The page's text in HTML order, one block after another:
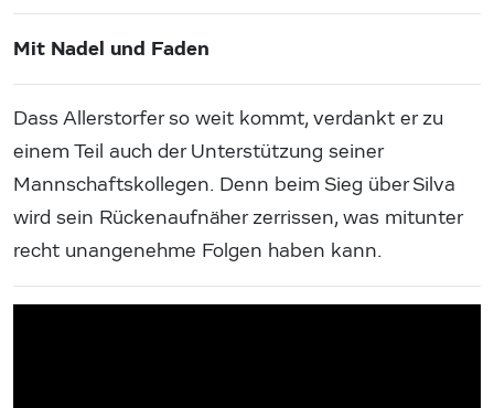
Mit Nadel und Faden
Dass Allerstorfer so weit kommt, verdankt er zu
einem Teil auch der Unterstützung seiner
Mannschaftskollegen. Denn beim Sieg über Silva
wird sein Rückenaufnäher zerrissen, was mitunter
recht unangenehme Folgen haben kann.